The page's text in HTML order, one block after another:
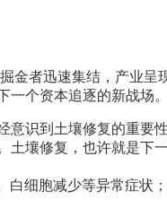
者迅速集结，产业呈
个资本追逐的新战场。
识到土壤修复的重要
壤修复，也许就是下
细胞减少等异常症状